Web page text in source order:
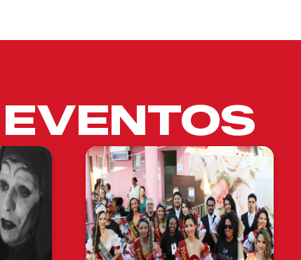
EVENTOS